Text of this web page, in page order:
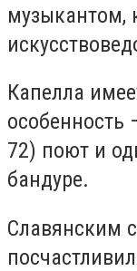
музыкантом,
Капелла
особенность
72) поют и
бандуре.
Славянским